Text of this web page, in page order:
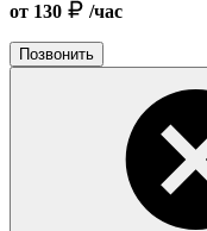
от 130 /час
Позвонить